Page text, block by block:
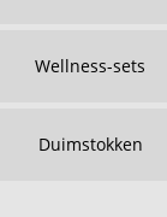
Wellness-sets
Duimstokken